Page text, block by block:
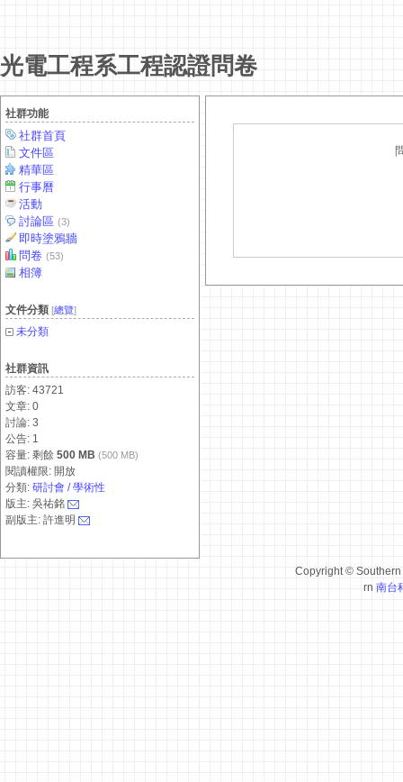
光電工程系工程認證問卷
社群功能
社群首頁
文件區
精華區
行事曆
活動
討論區 (3)
即時塗鴉牆
問卷 (53)
相簿
文件分類 [總覽]
未分類
社群資訊
訪客: 43721
文章: 0
討論: 3
公告: 1
容量: 剩餘 500 MB (500 MB)
閱讀權限: 開放
分類: 研討會 / 學術性
版主: 吳祐銘
副版主: 許進明
Copyright © Southern
rn 南台